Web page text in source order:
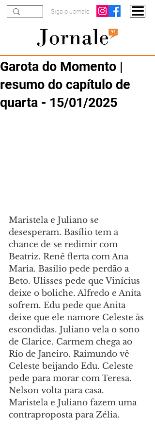
Siga o Jornale
Garota do Momento |
resumo do capítulo de
quarta - 15/01/2025
Maristela e Juliano se
desesperam. Basílio tem a
chance de se redimir com
Beatriz. Renê flerta com Ana
Maria. Basílio pede perdão a
Beto. Ulisses pede que Vinícius
deixe o boliche. Alfredo e Anita
sofrem. Edu pede que Anita
deixe que ele namore Celeste às
escondidas. Juliano vela o sono
de Clarice. Carmem chega ao
Rio de Janeiro. Raimundo vê
Celeste beijando Edu. Celeste
pede para morar com Teresa.
Nelson volta para casa.
Maristela e Juliano fazem uma
contraproposta para Zélia.